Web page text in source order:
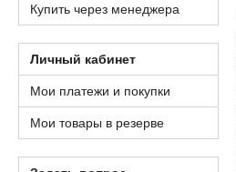
Купить через менеджера
Личный кабинет
Мои платежи и покупки
Мои товары в резерве